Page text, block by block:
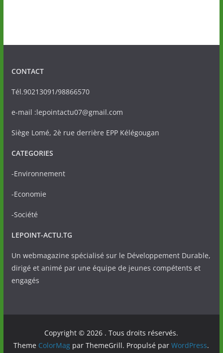
CONTACT
Tél.90213091/98866570
e-mail :lepointactu07@gmail.com
Siège Lomé, 2è rue derrière EPP Kélégougan
CATEGORIES
-Environnement
-Economie
-Société
LEPOINT-ACTU.TG
Un webmagazine spécialisé sur le Développement Durable,
dirigé et animé par une équipe de jeunes compétents et
engagés
Copyright © 2026 . Tous droits réservés.
Theme ColorMag par ThemeGrill. Propulsé parWordPress.